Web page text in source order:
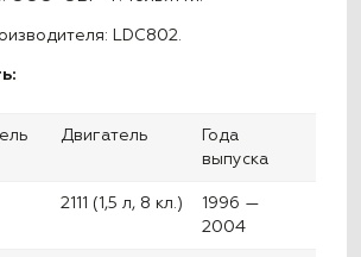
LDC802.
Двигатель
Года
выпуска
2111 (1,5 л, 8 кл.)
1996 —
2004